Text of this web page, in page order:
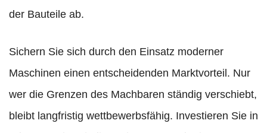
der Bauteile ab.
Sichern Sie sich durch den Einsatz moderner
Maschinen einen entscheidenden Marktvorteil. Nur
wer die Grenzen des Machbaren ständig verschiebt,
bleibt langfristig wettbewerbsfähig. Investieren Sie in